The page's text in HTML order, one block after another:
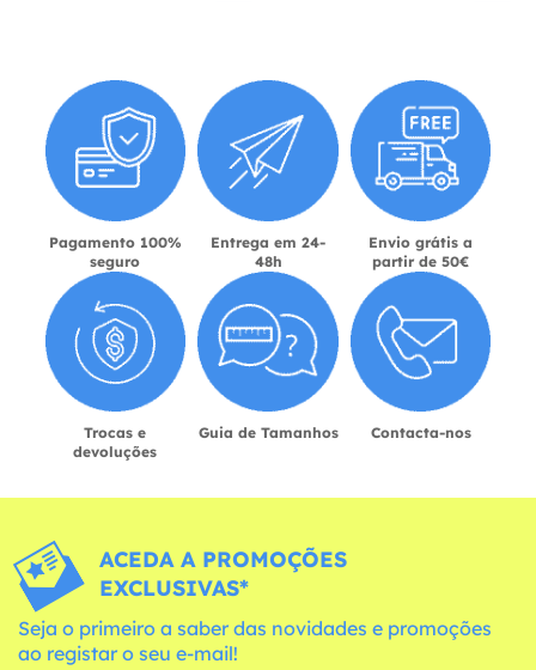
Pagamento 100%
seguro
Entrega em 24-
48h
Envio grátis a
partir de 50€
Trocas e
devoluções
Guia de Tamanhos Contacta-nos
ACEDA A PROMOÇÕES
EXCLUSIVAS*
Seja o primeiro a saber das novidades e promoções
ao registar o seu e-mail!